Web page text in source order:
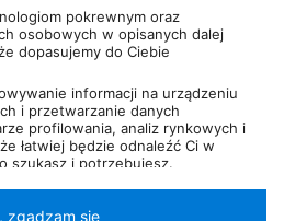
pokrewnym oraz
osobowych w opisanych dalej
dopasujemy do Ciebie
informacji na urządzeniu
i przetwarzanie danych
profilowania, analiz rynkowych i
łatwiej będzie odnaleźć Ci w
szukasz i potrzebujesz.
nasi partnerzy (129 partnerów)
zgadzam się